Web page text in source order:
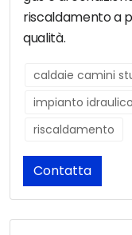
riscaldamento a
qualità.
caldaie camini
impianto idraulico
riscaldamento
Contatta